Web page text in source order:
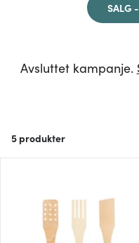
SALG
Avsluttet kampanje.
5 produkter